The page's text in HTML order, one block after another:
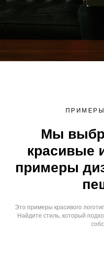
Мы
красивые
примеры
Это примеры красивого
Найдите стиль, который